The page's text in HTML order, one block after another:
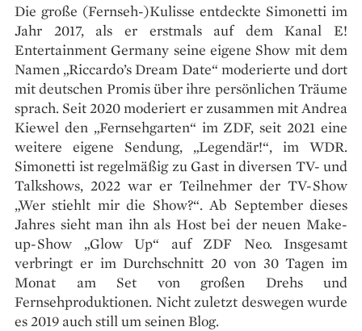
Die große (Fernseh-)Kulisse entdeckte Simonetti im
Jahr 2017, als er erstmals auf dem Kanal E!
Entertainment Germany seine eigene Show mit dem
Namen „Riccardo’s Dream Date“ moderierte und dort
mit deutschen Promis über ihre persönlichen Träume
sprach. Seit 2020 moderiert er zusammen mit Andrea
Kiewel den „Fernsehgarten“ im ZDF, seit 2021 eine
weitere eigene Sendung, „Legendär!“, im WDR.
Simonetti ist regelmäßig zu Gast in diversen TV- und
Talkshows, 2022 war er Teilnehmer der TV-Show
„Wer stiehlt mir die Show?“. Ab September dieses
Jahres sieht man ihn als Host bei der neuen Make-
up-Show „Glow Up“ auf ZDF Neo. Insgesamt
verbringt er im Durchschnitt 20 von 30 Tagen im
Monat am Set von großen Drehs und
Fernsehproduktionen. Nicht zuletzt deswegen wurde
es 2019 auch still um seinen Blog.